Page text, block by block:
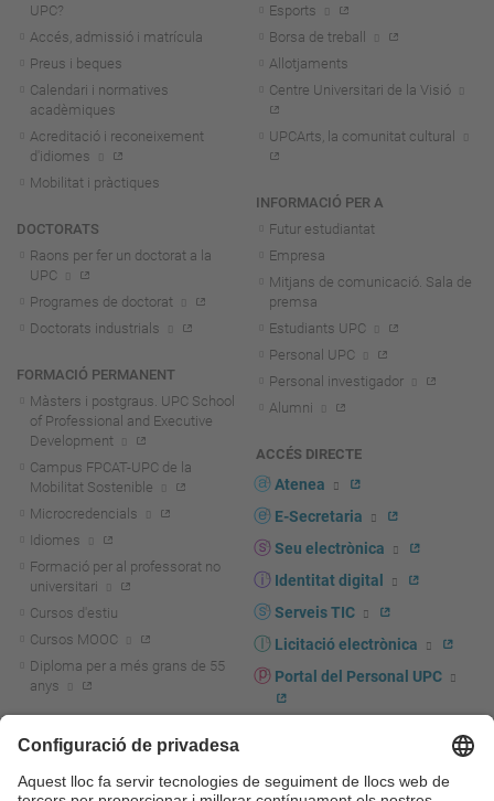
UPC?
Accés, admissió i matrícula
Preus i beques
Calendari i normatives
acadèmiques
Acreditació i reconeixement
d'idiomes
Mobilitat i pràctiques
DOCTORATS
Raons per fer un doctorat a la
UPC
Programes de doctorat
Doctorats industrials
FORMACIÓ PERMANENT
Màsters i postgraus. UPC School
of Professional and Executive
Development
Campus FPCAT-UPC de la
Mobilitat Sostenible
Microcredencials
Idiomes
Formació per al professorat no
universitari
Cursos d'estiu
Cursos MOOC
Diploma per a més grans de 55
anys
Actualitat R+D+I
La recerca a la UPC
Esports
Borsa de treball
Allotjaments
Centre Universitari de la Visió
UPCArts, la comunitat cultural
INFORMACIÓ PER A
Futur estudiantat
Empresa
Mitjans de comunicació. Sala de
premsa
Estudiants UPC
Personal UPC
Personal investigador
Alumni
ACCÉS DIRECTE
Atenea
E-Secretaria
Seu electrònica
Identitat digital
Serveis TIC
Licitació electrònica
Portal del Personal UPC
UPCshop, marxandatge